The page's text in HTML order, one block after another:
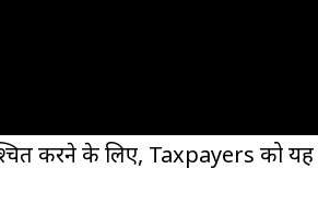
करने के लिए, Taxpayers को यह